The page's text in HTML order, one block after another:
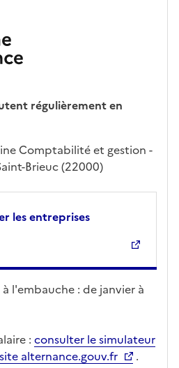
régulièrement en
Comptabilité et gestion -
Brieuc (22000)
les entreprises
l'embauche : de janvier à
: consulter le simulateur
alternance.gouv.fr
.